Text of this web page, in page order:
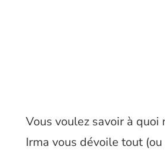
Vous voulez savoir à
Irma vous dévoile tout